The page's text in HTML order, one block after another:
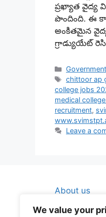
We value your
ప్రఖ్యాత వైద్య
పొందింది. ఈ
అంకితమైన
గ్రాడ్యుయేట్
Categories
Tags
chittoor ap
college jobs
medical
recruitment,
Leave a
About us
Contact Us